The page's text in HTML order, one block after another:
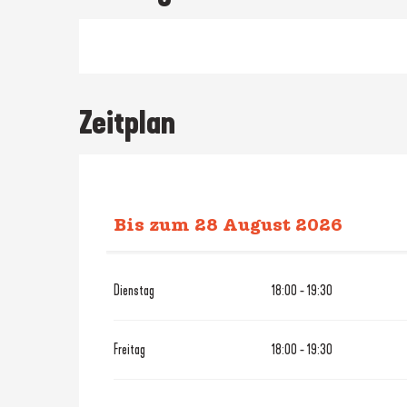
Zeitplan
Bis zum 28 August 2026
Dienstag 18:00 - 19:30
Freitag 18:00 - 19:30